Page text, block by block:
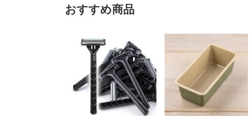
おすすめ商品